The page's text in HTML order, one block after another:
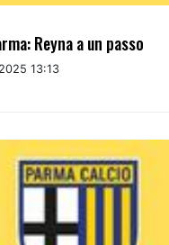
Reyna a un passo
13:13